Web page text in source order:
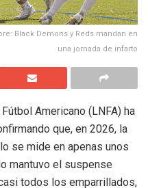
Black Demons y Reds mandan en
una jornada de infarto
Americano (LNFA) ha
que, en 2026, la
se mide en apenas unos
mantuvo el suspense
todos los emparrillados,